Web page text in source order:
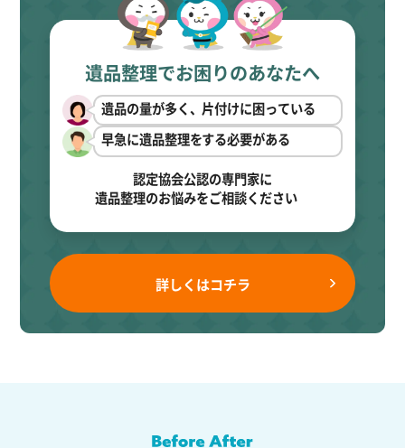
遺品整理でお困りのあなたへ
遺品の量が多く、片付けに困っている
早急に遺品整理をする必要がある
認定協会公認の専門家に
遺品整理のお悩みをご相談ください
詳しくはコチラ